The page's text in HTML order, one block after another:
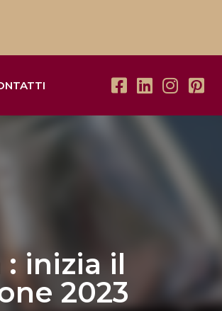
inizia il
2023